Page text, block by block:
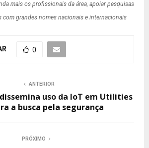
mais os profissionais da área, apoiar pesquisas
com grandes nomes nacionais e internacionais
0
ANTERIOR
uso da IoT em Utilities
a busca pela segurança
PRÓXIMO